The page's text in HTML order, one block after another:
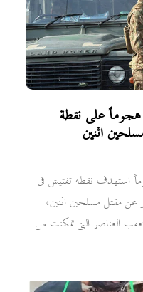
هجوماً على نقطة
اثنين
استهدف نقطة تفتيش في
عن مقتل مسلحين اثنين،
العناصر التي تمكنت من